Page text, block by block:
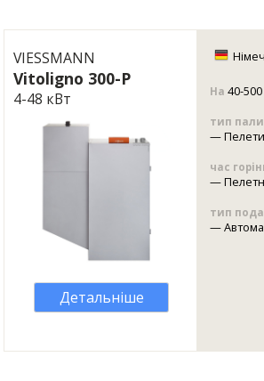
VIESSMANN
Vitoligno 300-P
4-48 кВт
Детальніше
На 40-500
тип
—Пелети
час
—
тип
—